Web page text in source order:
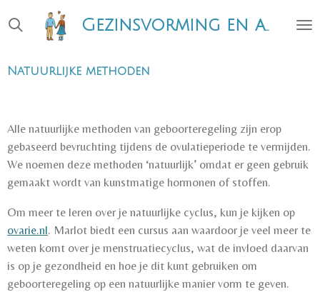
Ga
direct
de
Gezinsvorming en anticonceptie
Natuurlijke methoden
Alle natuurlijke methoden van geboorteregeling zijn erop
gebaseerd bevruchting tijdens de ovulatieperiode te vermijden.
We noemen deze methoden ‘natuurlijk’ omdat er geen gebruik
gemaakt wordt van kunstmatige hormonen of stoffen.
Om meer te leren over je natuurlijke cyclus, kun je kijken op
ovarie.nl. Marlot biedt een cursus aan waardoor je veel meer te
weten komt over je menstruatiecyclus, wat de invloed daarvan
is op je gezondheid en hoe je dit kunt gebruiken om
geboorteregeling op een natuurlijke manier vorm te geven.